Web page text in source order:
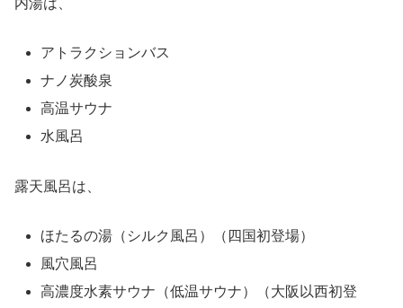
アトラクションバス
ナノ炭酸泉
高温サウナ
水風呂
露天風呂は、
ほたるの湯（シルク風呂）（四国初登場）
風穴風呂
高濃度水素サウナ（低温サウナ）（大阪以西初登